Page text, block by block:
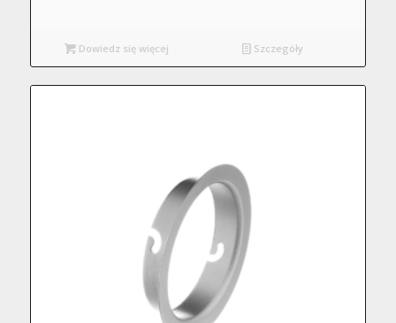
Dowiedz się więcej Szczegóły